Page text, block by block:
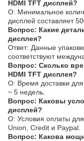
HDMI TFT дисплей?
О: Минимальное
дисплей составляет
Вопрос: Какие
дисплея?
Ответ: Данные
соответствуют
Вопрос: Сколько
HDMI TFT дисплея?
О: Время доставки для
~ 5 недель.
Вопрос: Каковы
дисплей?
О: Условия оплаты
Union, Credit и Paypal.
Вопрос: Какова